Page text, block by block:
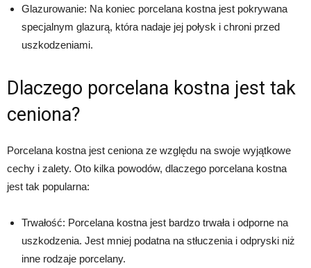
Glazurowanie: Na koniec porcelana kostna jest pokrywana
specjalnym glazurą, która nadaje jej połysk i chroni przed
uszkodzeniami.
Dlaczego porcelana kostna jest tak
ceniona?
Porcelana kostna jest ceniona ze względu na swoje wyjątkowe
cechy i zalety. Oto kilka powodów, dlaczego porcelana kostna
jest tak popularna:
Trwałość: Porcelana kostna jest bardzo trwała i odporne na
uszkodzenia. Jest mniej podatna na stłuczenia i odpryski niż
inne rodzaje porcelany.